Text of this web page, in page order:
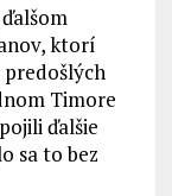
ktorí
Timore
ďalšie
sa to bez